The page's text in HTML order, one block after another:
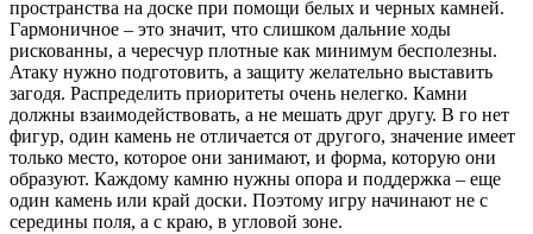
пространства на доске при помощи белых и черных камней.
Гармоничное – это значит, что слишком дальние ходы
рискованны, а чересчур плотные как минимум бесполезны.
Атаку нужно подготовить, а защиту желательно выставить
загодя. Распределить приоритеты очень нелегко. Камни
должны взаимодействовать, а не мешать друг другу. В го нет
фигур, один камень не отличается от другого, значение имеет
только место, которое они занимают, и форма, которую они
образуют. Каждому камню нужны опора и поддержка – еще
один камень или край доски. Поэтому игру начинают не с
середины поля, а с краю, в угловой зоне.